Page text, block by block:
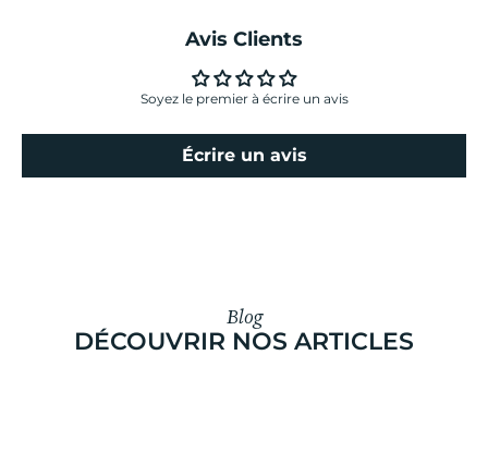
Avis Clients
Soyez le premier à écrire un avis
Écrire un avis
Blog
DÉCOUVRIR NOS ARTICLES